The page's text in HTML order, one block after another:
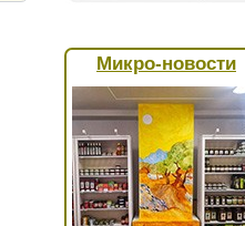
Микро-новости